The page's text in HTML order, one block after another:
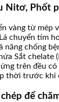
Nitơ, Phốt
vàng từ mép
chuyển tím
năng chống
Sắt
trên đều
thời trước khi
để